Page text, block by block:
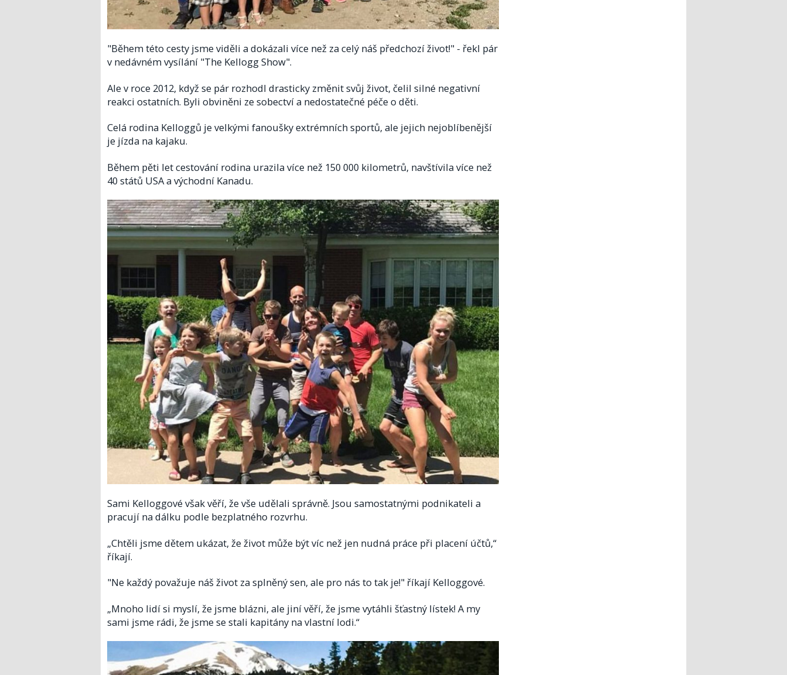
"Během této cesty jsme viděli a dokázali více než za celý náš předchozí život!" - řekl pár
v nedávném vysílání "The Kellogg Show".
Ale v roce 2012, když se pár rozhodl drasticky změnit svůj život, čelil silné negativní
reakci ostatních. Byli obviněni ze sobectví a nedostatečné péče o děti.
Celá rodina Kelloggů je velkými fanoušky extrémních sportů, ale jejich nejoblíbenější
je jízda na kajaku.
Během pěti let cestování rodina urazila více než 150 000 kilometrů, navštívila více než
40 států USA a východní Kanadu.
Sami Kelloggové však věří, že vše udělali správně. Jsou samostatnými podnikateli a
pracují na dálku podle bezplatného rozvrhu.
„Chtěli jsme dětem ukázat, že život může být víc než jen nudná práce při placení účtů,“
říkají.
"Ne každý považuje náš život za splněný sen, ale pro nás to tak je!" říkají Kelloggové.
„Mnoho lidí si myslí, že jsme blázni, ale jiní věří, že jsme vytáhli šťastný lístek! A my
sami jsme rádi, že jsme se stali kapitány na vlastní lodi.“